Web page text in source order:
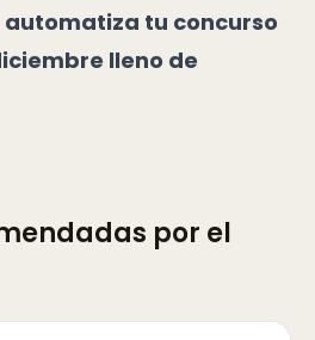
automatiza tu concurso
lleno de
por el